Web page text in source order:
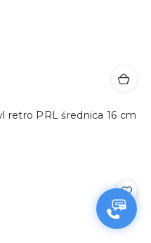
retro PRL średnica 16 cm